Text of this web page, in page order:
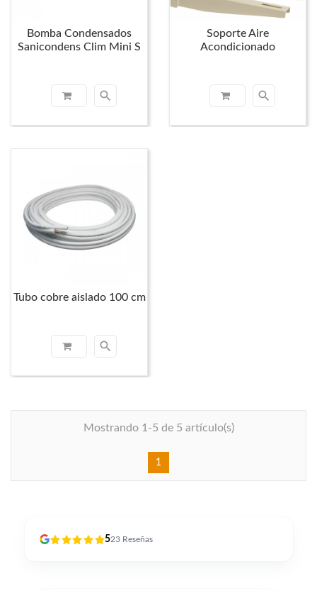
Bomba Condensados
Sanicondens Clim Mini S
search
Soporte Aire
Acondicionado
search
Tubo cobre aislado 100 cm
search
Mostrando 1-5 de 5 artículo(s)
1
523 Reseñas